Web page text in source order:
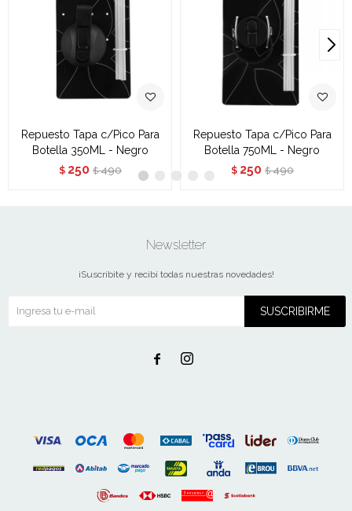
Repuesto Tapa c/Pico Para
Botella 350ML - Negro
$ 250 $ 490
Repuesto Tapa c/Pico Para
Botella 750ML - Negro
$ 250 $ 490
Newsletter
¡Suscribite y recibí todas nuestras novedades!
SUSCRIBIRME
 